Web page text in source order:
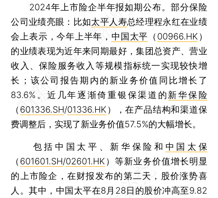
2024年上市险企半年报如期公布。部分保险
公司业绩亮眼：比如太平人寿总经理程永红在业绩
会上表示，今年上半年， 中国太平 （ 00966.HK ）
的业绩表现为近年来同期最好，集团总资产、营业
收入、保险服务收入等规模指标统一实现较快增
长；该公司报告期内的新业务价值同比增长了
83.6%。近几年逐渐倚重银保渠道的新华保险
（ 601336.SH/01336.HK ），在产品结构和渠道保
费调整后，实现了新业务价值57.5%的大幅增长。
包括中国太平、新华保险和 中国太保
（ 601601.SH/02601.HK ）等新业务价值增长明显
的上市险企，在财报发布的第二天，股价涨势喜
人。其中，中国太平在8月28日的股价冲高至9.82